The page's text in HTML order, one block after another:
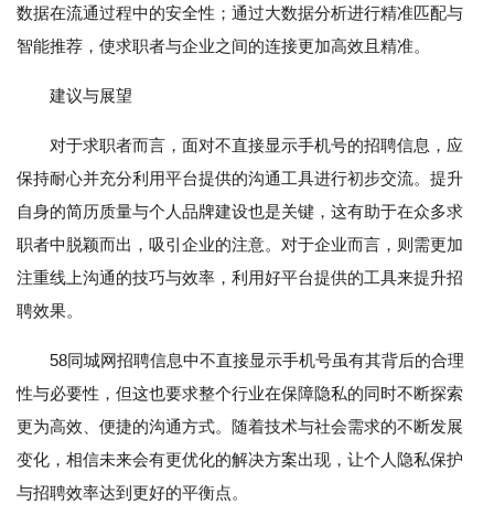
数据在流通过程中的安全性；通过大数据分析进行精准匹配与
智能推荐，使求职者与企业之间的连接更加高效且精准。
建议与展望
对于求职者而言，面对不直接显示手机号的招聘信息，应
保持耐心并充分利用平台提供的沟通工具进行初步交流。提升
自身的简历质量与个人品牌建设也是关键，这有助于在众多求
职者中脱颖而出，吸引企业的注意。对于企业而言，则需更加
注重线上沟通的技巧与效率，利用好平台提供的工具来提升招
聘效果。
58同城网招聘信息中不直接显示手机号虽有其背后的合理
性与必要性，但这也要求整个行业在保障隐私的同时不断探索
更为高效、便捷的沟通方式。随着技术与社会需求的不断发展
变化，相信未来会有更优化的解决方案出现，让个人隐私保护
与招聘效率达到更好的平衡点。